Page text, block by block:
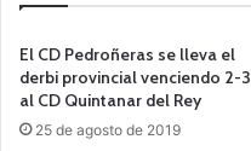
El CD Pedroñeras se lleva el
derbi provincial venciendo 2-3
al CD Quintanar del Rey
25 de agosto de 2019